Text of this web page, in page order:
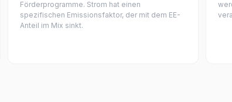
Förderprogramme. Strom hat einen
spezifischen Emissionsfaktor, der mit dem EE-
Anteil im Mix sinkt.